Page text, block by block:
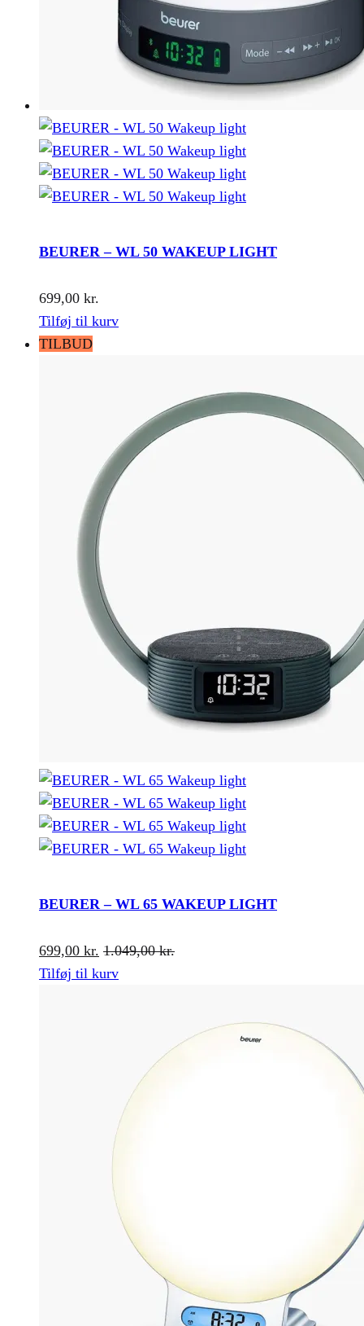
BEURER – WL 50 WAKEUP LIGHT
699,00 kr.
Tilføj til kurv
TILBUD
BEURER – WL 65 WAKEUP LIGHT
699,00 kr. 1.049,00kr.
Tilføj til kurv